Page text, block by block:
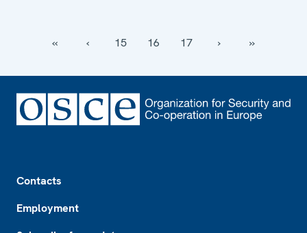
‹‹ ‹ 15 16 17 › ››
Contacts
Employment